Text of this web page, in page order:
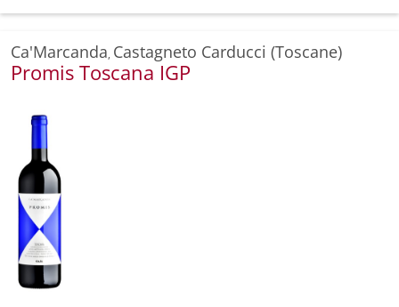
Ca'Marcanda, Castagneto Carducci (Toscane)
Promis Toscana IGP